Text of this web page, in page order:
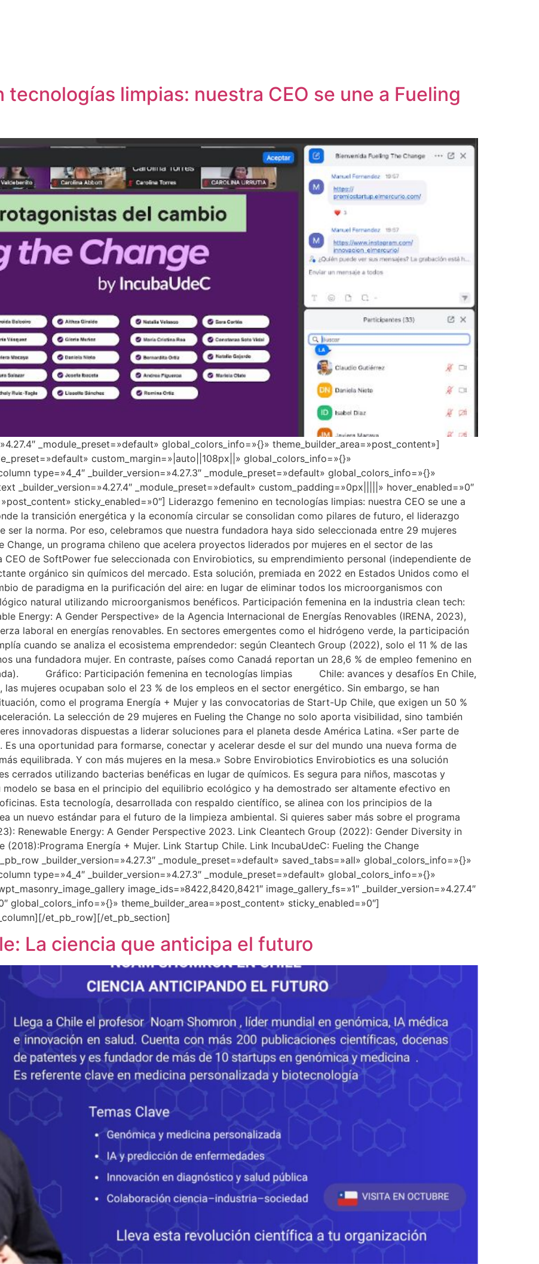
limpias: nuestra CEO se une a Fueling
_module_preset=»default» global_colors_info=»{}» theme_builder_area=»post_content»]
custom_margin=»|auto||108px||» global_colors_info=»{}»
type=»4_4″ _builder_version=»4.27.3″ _module_preset=»default» global_colors_info=»{}»
_builder_version=»4.27.4″ _module_preset=»default» custom_padding=»0px|||||» hover_enabled=»0″
sticky_enabled=»0″] Liderazgo femenino en tecnologías limpias: nuestra CEO se une a
la transición energética y la economía circular se consolidan como pilares de futuro, el liderazgo
ser la norma. Por eso, celebramos que nuestra fundadora haya sido seleccionada entre 29 mujeres
Change, un programa chileno que acelera proyectos liderados por mujeres en el sector de las
de SoftPower fue seleccionada con Envirobiotics, su emprendimiento personal (independiente de
orgánico sin químicos del mercado. Esta solución, premiada en 2022 en Estados Unidos como el
de paradigma en la purificación del aire: en lugar de eliminar todos los microorganismos con
natural utilizando microorganismos benéficos. Participación femenina en la industria clean tech:
Energy: A Gender Perspective» de la Agencia Internacional de Energías Renovables (IRENA, 2023),
laboral en energías renovables. En sectores emergentes como el hidrógeno verde, la participación
cuando se analiza el ecosistema emprendedor: según Cleantech Group (2022), solo el 11 % de las
una fundadora mujer. En contraste, países como Canadá reportan un 28,6 % de empleo femenino en
Gráfico: Participación femenina en tecnologías limpias Chile: avances y desafíos En Chile,
mujeres ocupaban solo el 23 % de los empleos en el sector energético. Sin embargo, se han
como el programa Energía + Mujer y las convocatorias de Start-Up Chile, que exigen un 50 %
La selección de 29 mujeres en Fueling the Change no solo aporta visibilidad, sino también
innovadoras dispuestas a liderar soluciones para el planeta desde América Latina. «Ser parte de
una oportunidad para formarse, conectar y acelerar desde el sur del mundo una nueva forma de
equilibrada. Y con más mujeres en la mesa.» Sobre Envirobiotics Envirobiotics es una solución
cerrados utilizando bacterias benéficas en lugar de químicos. Es segura para niños, mascotas y
modelo se basa en el principio del equilibrio ecológico y ha demostrado ser altamente efectivo en
Esta tecnología, desarrollada con respaldo científico, se alinea con los principios de la
un nuevo estándar para el futuro de la limpieza ambiental. Si quieres saber más sobre el programa
Renewable Energy: A Gender Perspective 2023. Link Cleantech Group (2022): Gender Diversity in
Energía + Mujer. Link Startup Chile. Link IncubaUdeC: Fueling the Change
_builder_version=»4.27.3″ _module_preset=»default» saved_tabs=»all» global_colors_info=»{}»
type=»4_4″ _builder_version=»4.27.3″ _module_preset=»default» global_colors_info=»{}»
image_ids=»8422,8420,8421″ image_gallery_fs=»1″ _builder_version=»4.27.4″
global_colors_info=»{}» theme_builder_area=»post_content» sticky_enabled=»0″]
et_pb_row][/et_pb_section]
La ciencia que anticipa el futuro